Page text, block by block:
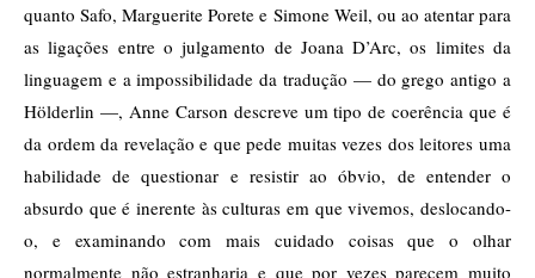
quanto Safo, Marguerite Porete e Simone Weil, ou ao atentar para
as ligações entre o julgamento de Joana D’Arc, os limites da
linguagem e a impossibilidade da tradução — do grego antigo a
Hölderlin —, Anne Carson descreve um tipo de coerência que é
da ordem da revelação e que pede muitas vezes dos leitores uma
habilidade de questionar e resistir ao óbvio, de entender o
absurdo que é inerente às culturas em que vivemos, deslocando-
o, e examinando com mais cuidado coisas que o olhar
normalmente não estranharia e que por vezes parecem muito